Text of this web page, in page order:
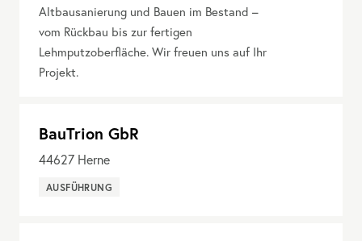
Altbausanierung und Bauen im Bestand –
vom Rückbau bis zur fertigen
Lehmputzoberfläche. Wir freuen uns auf Ihr
Projekt.
BauTrion GbR
44627 Herne
AUSFÜHRUNG